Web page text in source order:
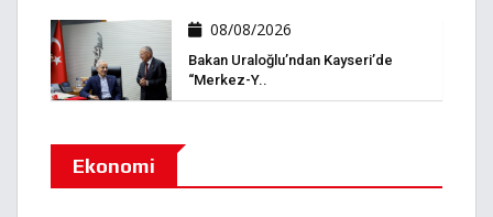
08/08/2026
Bakan Uraloğlu’ndan Kayseri’de
“Merkez-Y..
Ekonomi